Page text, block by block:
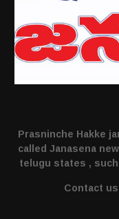
Prasninche Hakke
called Janasena
telugu states ,
Contact